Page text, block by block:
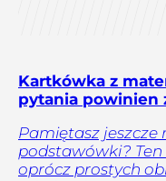
Kartkówka z
pytania powinien
Pamiętasz
podstawówki?
oprócz prostych